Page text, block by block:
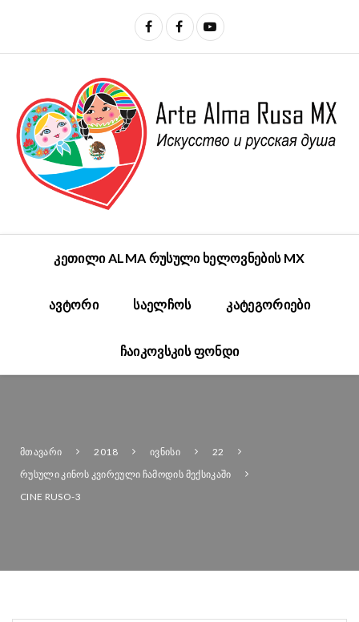
ᲙᲔᲗᲘᲚᲘ ALMA ᲠᲣᲡᲣᲚᲘ ᲮᲔᲚᲝᲕᲜᲔᲑᲘᲡ MX
ᲐᲕᲢᲝᲠᲘ ᲡᲐᲔᲚᲩᲝᲡ ᲙᲐᲢᲔᲒᲝᲠᲘᲔᲑᲘ
ᲩᲐᲘᲙᲝᲕᲡᲙᲘᲡ ᲤᲝᲜᲓᲘ
ᲛᲗᲐᲕᲐᲠᲘ 2018 ᲘᲕᲜᲘᲡᲘ
22
ᲠᲣᲡᲣᲚᲘ ᲙᲘᲜᲝᲡ ᲙᲕᲘᲠᲔᲣᲚᲘ ᲩᲐᲛᲝᲓᲘᲡ ᲛᲔᲥᲡᲘᲙᲐᲨᲘ
CINE RUSO-3